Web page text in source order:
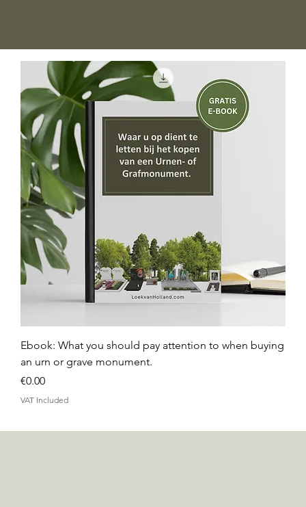
Ebook: What you should pay attention to when buying
an urn or grave monument.
Price
€0.00
VAT Included